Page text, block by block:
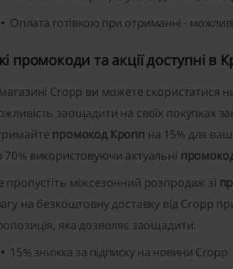
Оплата готівкою при отриманні -
промокоди та акції доступні в
Cropp ви можете скористатися
заощадити на своїх покупках
промокод Кропп на 15% для
70% використовуючи актуальні
пропустіть міжсезонний розпродаж зі
на безкоштовну доставку від Cropp
яка дозволяє заощадити.
15% знижка за підписку на новини Cropp